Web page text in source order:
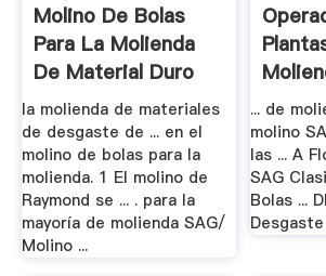
Molino De Bolas
Para La Molienda
De Material Duro
la molienda de materiales
de desgaste de ... en el
molino de bolas para la
molienda. 1 El molino de
Raymond se ... . para la
mayoría de molienda SAG/
Molino ...
2.pdf .
... de
molino
las ... A
SAG
Bolas ...
Desgaste